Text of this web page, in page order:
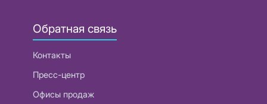
Обратная связь
Контакты
Пресс-центр
Офисы продаж